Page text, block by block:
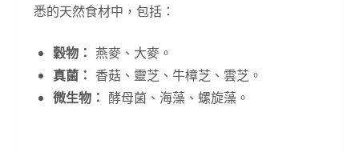
悉的天然食材中，包括：
穀物： 燕麥、大麥。
真菌： 香菇、靈芝、牛樟芝、雲芝。
微生物： 酵母菌、海藻、螺旋藻。